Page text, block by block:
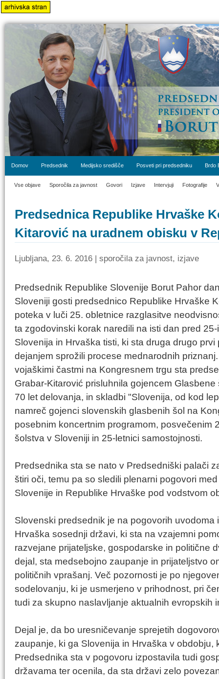
Domov Predsednik Medijsko središče Posveti pri predsedniku Brdo
Vse objave Sporočila za javnost Govori Izjave Intervjuji Fotografije
Predsednica Republike Hrvaške
Kitarović na uradnem obisku v
Ljubljana, 23. 6. 2016 | sporočila za javnost, izjave
Predsednik Republike Slovenije Borut Pahor
Sloveniji gosti predsednico Republike Hrvaške
poteka v luči 25. obletnice razglasitve
ta zgodovinski korak naredili na isti dan pred
Slovenija in Hrvaška tisti, ki sta druga drugo
dejanjem sprožili procese mednarodnih
vojaškimi častmi na Kongresnem trgu sta
Grabar-Kitarović prisluhnila gojencem
70 let delovanja, in skladbi "Slovenija, od kod
namreč gojenci slovenskih glasbenih šol na
posebnim koncertnim programom, posvečenim
šolstva v Sloveniji in 25-letnici samostojnosti.
Predsednika sta se nato v Predsedniški palači
štiri oči, temu pa so sledili plenarni pogovori
Slovenije in Republike Hrvaške pod vodstvom
Slovenski predsednik je na pogovorih uvodoma
Hrvaška sosednji državi, ki sta na vzajemni
razvejane prijateljske, gospodarske in politične
dejal, sta medsebojno zaupanje in prijateljstvo
političnih vprašanj. Več pozornosti je po
sodelovanju, ki je usmerjeno v prihodnost, pri
tudi za skupno naslavljanje aktualnih evropskih
Dejal je, da bo uresničevanje sprejetih
zaupanje, ki ga Slovenija in Hrvaška v obdobju,
Predsednika sta v pogovoru izpostavila tudi
državama ter ocenila, da sta državi zelo